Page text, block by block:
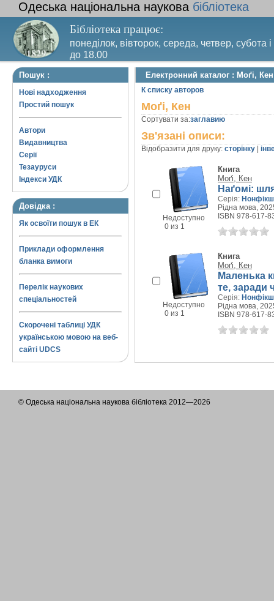
Одеська національна наукова бібліотека
Бібліотека працює:
понеділок, вівторок, середа, четвер, субота
до 18.00
Вихідний день – п’ятниця. Останній четвер
Пошук :
Нові надходження
Простий пошук
Автори
Видавництва
Серії
Тезауруси
Індекси УДК
Довідка :
Як освоїти пошук в ЕК
Приклади оформлення
бланка вимоги
Перелік наукових
спеціальностей
Скорочені таблиці УДК
українською мовою на веб-
сайті UDCS
Електронний каталог : Моґі, Кен
К списку авторов
Моґі, Кен
Сортувати за:заглавию
Зв'язані описи:
Відобразити для друку: сторінку
Недоступно
0 из 1
Книга
Моґі, Кен
Наґомі:
Серія:
Рідна мова,
ISBN 978-617-
Недоступно
0 из 1
Книга
Моґі, Кен
Маленька
те, заради
Серія:
Рідна мова,
ISBN 978-617-
© Одеська національна наукова бібліотека 2012—2026